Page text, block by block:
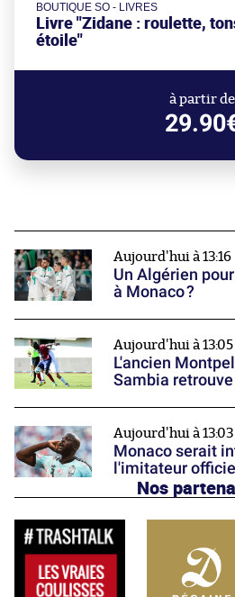
BOUTIQUE SO - LIVRES
Livre "Zidane : roulette,
étoile"
à partir de
Aujourd'hui à 13:16
Un Algérien
à Monaco ?
Aujourd'hui à 13:05
L'ancien
Sambia
Aujourd'hui à 13:03
Monaco serait
l'imitateur
Nos